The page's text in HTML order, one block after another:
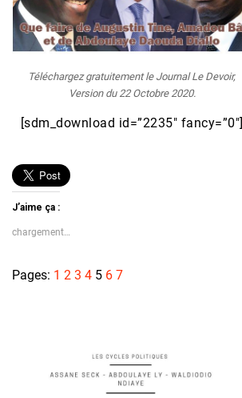
Téléchargez gratuitement le Journal Le Devoir,
Version du 22 Octobre 2020.
[sdm_download id=”2235″ fancy=”0″]
J’aime ça :
chargement…
Pages: 1 2 3 4 5 6 7